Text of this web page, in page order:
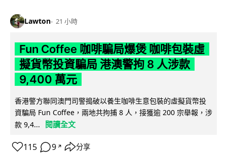
Lawton 21 小時
Fun Coffee 咖啡騙局爆煲 咖啡包裝虛
擬貨幣投資騙局 港澳警拘 8 人涉款
9,400 萬元
香港警方聯同澳門司警搗破以養生咖啡生意包裝的虛擬貨幣投
資騙局 Fun Coffee，兩地共拘捕 8 人，接獲逾 200 宗舉報，涉
款 9,4...
閱讀全文
115 9 ↗ 分享